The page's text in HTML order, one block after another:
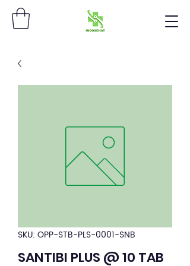
SKU: OPP-STB-PLS-0001-SNB
SANTIBI PLUS @ 10 TAB